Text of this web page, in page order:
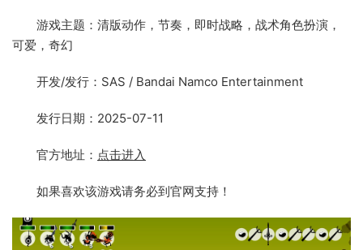
游戏主题：清版动作，节奏，即时战略，战术角色扮演，
可爱，奇幻
开发/发行：SAS / Bandai Namco Entertainment
发行日期：2025-07-11
官方地址： 点击进入
如果喜欢该游戏请务必到官网支持！